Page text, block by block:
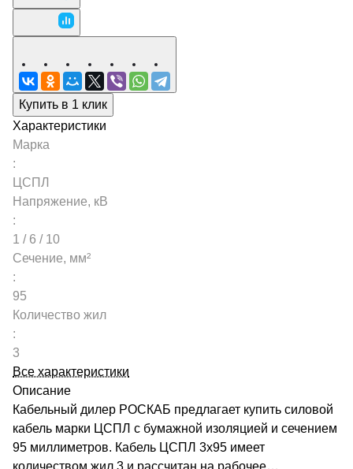
Купить в 1 клик
Характеристики
Марка
:
ЦСПЛ
Напряжение, кВ
:
1 / 6 / 10
Сечение, мм²
:
95
Количество жил
:
3
Все характеристики
Описание
Кабельный дилер РОСКАБ предлагает купить силовой
кабель марки ЦСПЛ с бумажной изоляцией и сечением
95 миллиметров. Кабель ЦСПЛ 3х95 имеет
количеством жил 3 и рассчитан на рабочее